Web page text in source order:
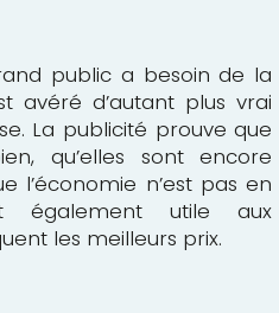
public a besoin de la
avéré d’autant plus vrai
La publicité prouve que
qu’elles sont encore
l’économie n’est pas en
également utile aux
les meilleurs prix.